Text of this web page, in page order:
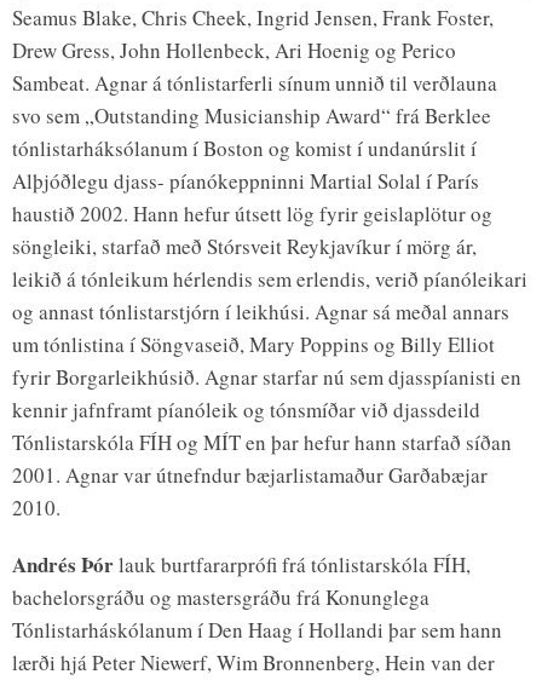
Seamus Blake, Chris Cheek, Ingrid Jensen, Frank Foster,
Drew Gress, John Hollenbeck, Ari Hoenig og Perico
Sambeat. Agnar á tónlistarferli sínum unnið til verðlauna
svo sem „Outstanding Musicianship Award“ frá Berklee
tónlistarháksólanum í Boston og komist í undanúrslit í
Alþjóðlegu djass- píanókeppninni Martial Solal í París
haustið 2002. Hann hefur útsett lög fyrir geislaplötur og
söngleiki, starfað með Stórsveit Reykjavíkur í mörg ár,
leikið á tónleikum hérlendis sem erlendis, verið píanóleikari
og annast tónlistarstjórn í leikhúsi. Agnar sá meðal annars
um tónlistina í Söngvaseið, Mary Poppins og Billy Elliot
fyrir Borgarleikhúsið. Agnar starfar nú sem djasspíanisti en
kennir jafnframt píanóleik og tónsmíðar við djassdeild
Tónlistarskóla FÍH og MÍT en þar hefur hann starfað síðan
2001. Agnar var útnefndur bæjarlistamaður Garðabæjar
2010.
Andrés Þórlauk burtfararprófi frá tónlistarskóla FÍH,
bachelorsgráðu og mastersgráðu frá Konunglega
Tónlistarháskólanum í Den Haag í Hollandi þar sem hann
lærði hjá Peter Niewerf, Wim Bronnenberg, Hein van der